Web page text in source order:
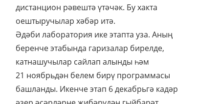
дистанцион рәвештә үтәчәк. Бу хакта
оештыручылар хәбәр итә.
Әдәби лаборатория ике этапта уза. Аның
беренче этабында гаризалар бирелде,
катнашучылар сайлап алынды һәм
21 ноябрьдән белем бирү программасы
башланды. Икенче этап 6 декабрьгә кадәр